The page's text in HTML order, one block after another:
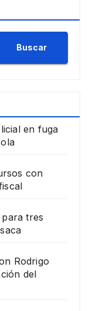
Buscar
en fuga
con
tres
Rodrigo
del